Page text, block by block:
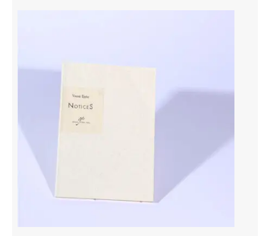
Area revue)s(
Area antic